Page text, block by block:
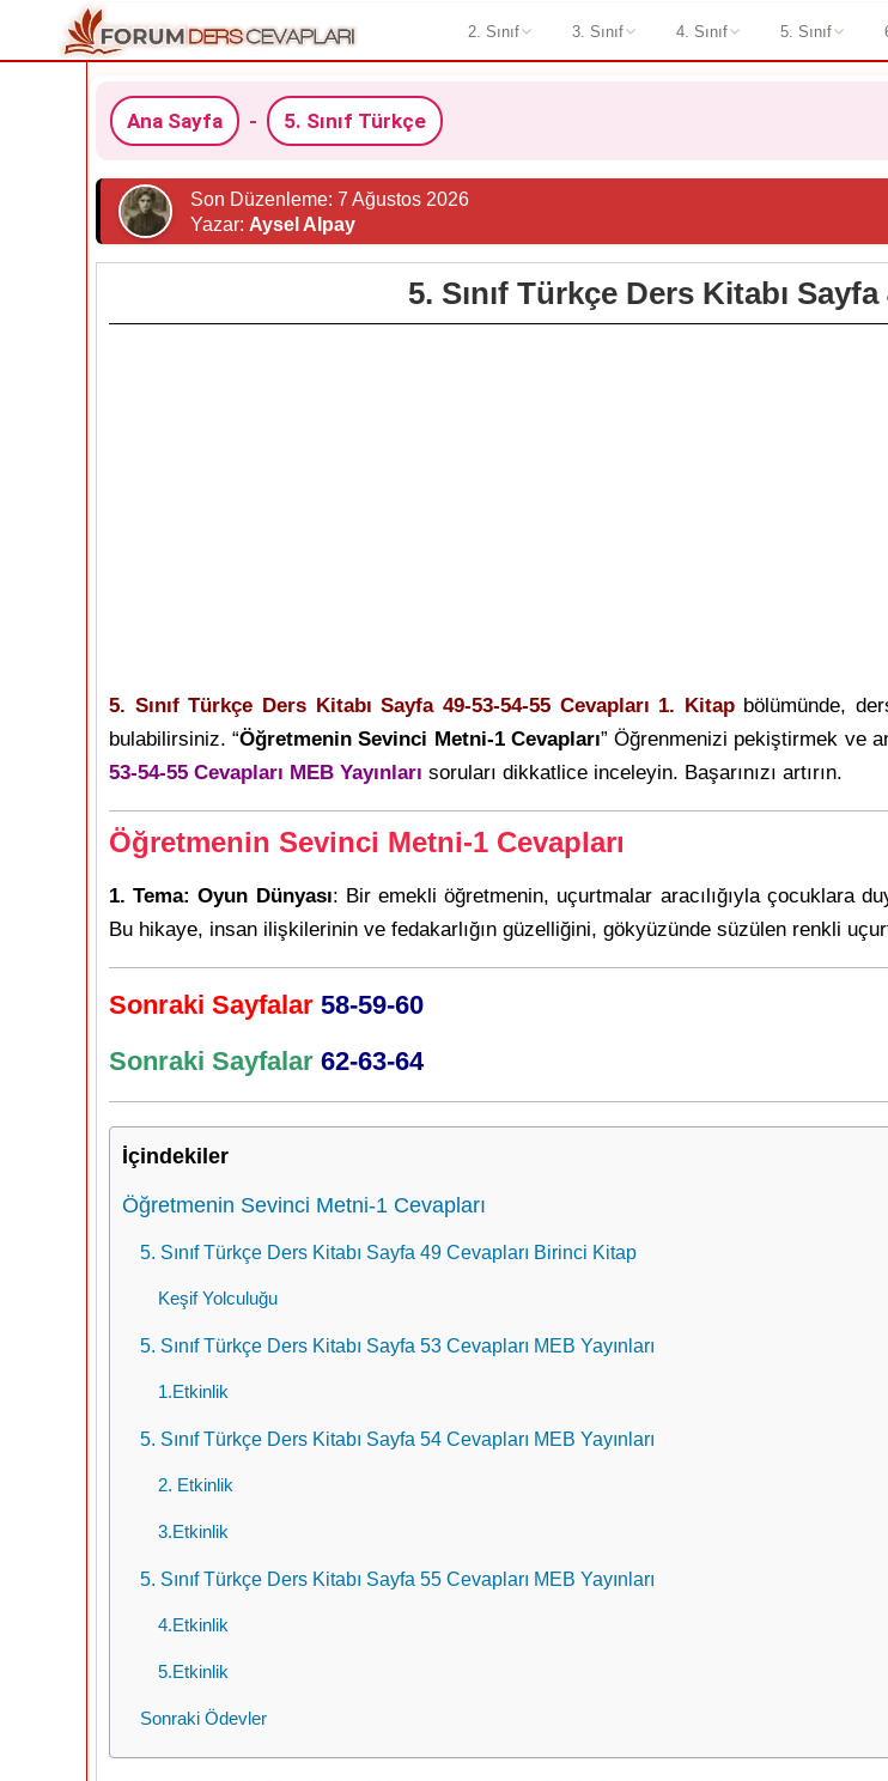
2. Sınıf 3. Sınıf 4. Sınıf 5. Sınıf
Ana Sayfa - 5. Sınıf Türkçe
Son Düzenleme: 7 Ağustos 2026
Yazar: Aysel Alpay
5. Sınıf Türkçe Ders Kitabı
5. Sınıf Türkçe Ders Kitabı Sayfa 49-53-54-55 Cevapları 1. Kitapbölümünde,
bulabilirsiniz. “Öğretmenin Sevinci Metni-1 Cevapları” Öğrenmenizi pekiştirmek ve
53-54-55 Cevapları MEB Yayınları soruları dikkatlice inceleyin. Başarınızı artırın.
Öğretmenin Sevinci Metni-1 Cevapları
1. Tema: Oyun Dünyası: Bir emekli öğretmenin, uçurtmalar aracılığıyla çocuklara
Bu hikaye, insan ilişkilerinin ve fedakarlığın güzelliğini, gökyüzünde süzülen renkli
Sonraki Sayfalar 58-59-60
Sonraki Sayfalar 62-63-64
İçindekiler
Öğretmenin Sevinci Metni-1 Cevapları
5. Sınıf Türkçe Ders Kitabı Sayfa 49 Cevapları Birinci Kitap
Keşif Yolculuğu
5. Sınıf Türkçe Ders Kitabı Sayfa 53 Cevapları MEB Yayınları
1.Etkinlik
5. Sınıf Türkçe Ders Kitabı Sayfa 54 Cevapları MEB Yayınları
2. Etkinlik
3.Etkinlik
5. Sınıf Türkçe Ders Kitabı Sayfa 55 Cevapları MEB Yayınları
4.Etkinlik
5.Etkinlik
Sonraki Ödevler